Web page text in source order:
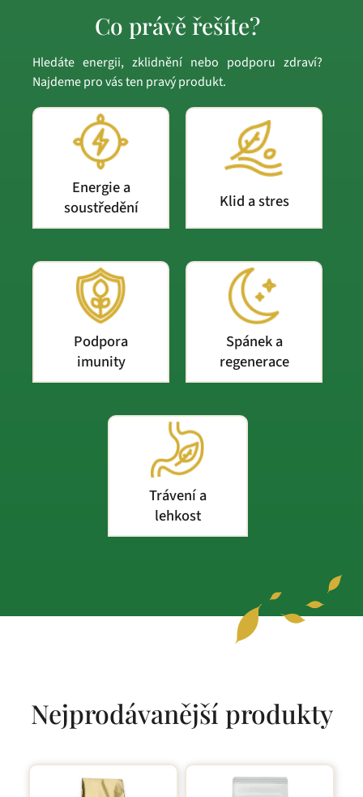
Co právě řešíte?
Hledáte energii, zklidnění nebo podporu zdraví?
Najdeme pro vás ten pravý produkt.
Energie a
soustředění
Klid a stres
Podpora
imunity
Spánek a
regenerace
Trávení a
lehkost
Nejprodávanější produkty